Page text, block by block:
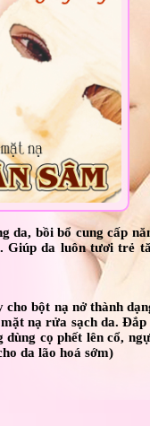
da, bồi bổ cung cấp
Giúp da luôn tươi trẻ
bột nạ nở thành
nạ rửa sạch da.
cọ phết lên cổ,
da lão hoá sớm)